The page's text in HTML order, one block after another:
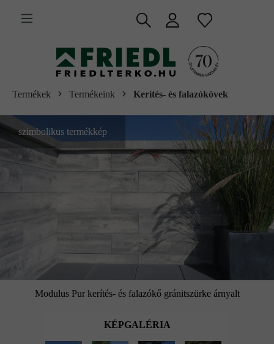
tartalomra
Termékek Termékeink Kerítés- és falazókövek
Modulus Pur kerítés- és falazókő gránitszürke árnyalt
szimbolikus termékkép
KÉPGALÉRIA